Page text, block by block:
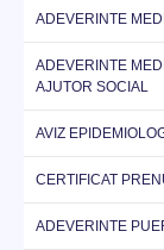
ADEVERINTE
ADEVERINTE
AJUTOR SOCIAL
AVIZ
CERTIFICAT
ADEVERINTE